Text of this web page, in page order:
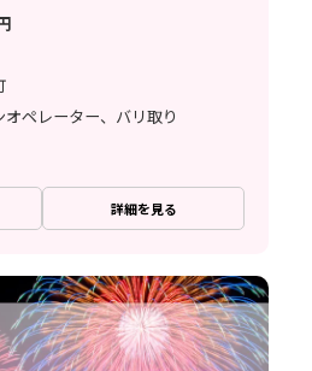
ペレーター、バリ取り
詳細を見る